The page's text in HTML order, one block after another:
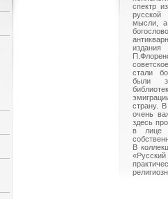
спектр
русской
мысли, а
издания
стали
были
страну.
очень
здесь
в лице
В